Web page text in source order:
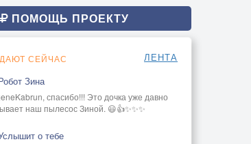
ПОМОЩЬ ПРОЕКТУ
СЕЙЧАС ЛЕНТА
Зина
спасибо!!! Это дочка уже давно
наш пылесос Зиной. 😃👍✨✨✨
о тебе